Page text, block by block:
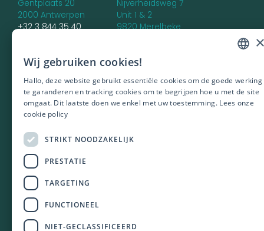
Gentplaats 20
2000 Antwerpen
+32 3 844 35 40
Nijverheidsweg 7
Unit 1 & 2
9820 Merelbeke
Vestiging Brugge
Dirk Martensstraat 4 -
unit 7
8200 Brugge
PRIVACY
COOKIE POLICY
ENGLISH
FRENCH
Wij gebruiken cookies!
Hallo, deze website gebruikt essentiële cookies om de goede werking
te garanderen en tracking cookies om te begrijpen hoe u met de site
omgaat. Dit laatste doen we enkel met uw toestemming. Lees onze
cookie policy
STRIKT NOODZAKELIJK
PRESTATIE
TARGETING
FUNCTIONEEL
NIET-GECLASSIFICEERD